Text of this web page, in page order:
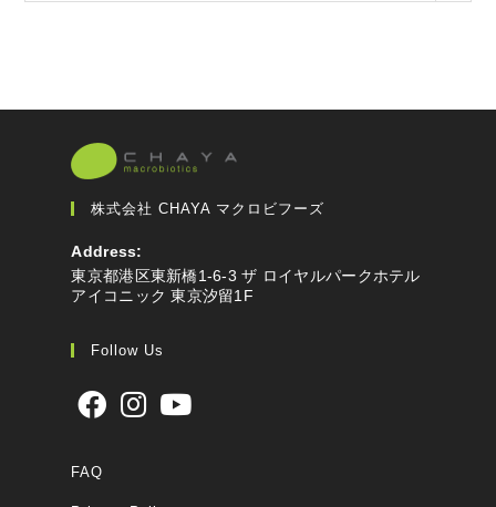
株式会社 CHAYA マクロビフーズ
Address:
東京都港区東新橋1-6-3 ザ ロイヤルパークホテル
アイコニック 東京汐留1F
Follow Us
FAQ